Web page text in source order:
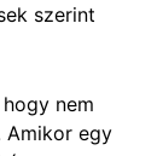
szerint
nem
Amikor egy